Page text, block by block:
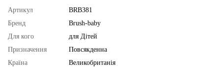
Артикул
BRB381
Бренд
Brush-baby
Для кого
для Дітей
Призначення
Повсякденна
Країна
Великобританія